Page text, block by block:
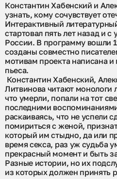
Константин Хабенский и
узнать, кому сочувствует
Интерактивный
стартовал пять лет назад и
России. В программу вошли
созданы совместно
мотивам проекта написана
пьеса.
Константин Хабенский,
Литвинова читают монологи
что умерли, попали на тот
последними
раскаиваясь, что не успели
помириться с женой,
который им стыдно, да или
время секса, раз уж судьба
прекрасный момент и быть
Разные истории, но их
из которых должен принять